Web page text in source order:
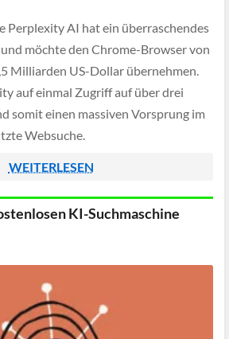
Perplexity AI hat ein überraschendes
möchte den Chrome-Browser von
Milliarden US-Dollar übernehmen.
auf einmal Zugriff auf über drei
somit einen massiven Vorsprung im
Websuche.
WEITERLESEN
KI-Suchmaschine